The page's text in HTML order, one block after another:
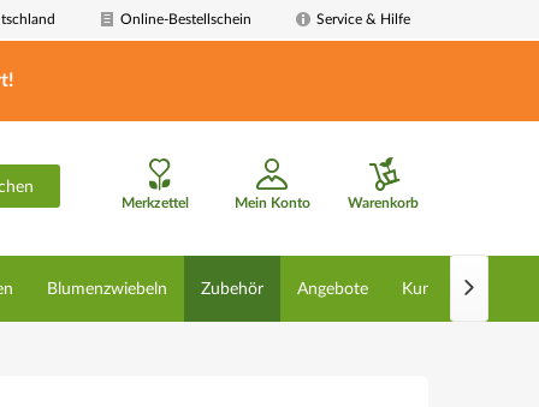
Online-Bestellschein Service & Hilfe
Merkzettel Mein Konto Warenkorb
Blumenzwiebeln Zubehör Angebote Kunstpflanzen
